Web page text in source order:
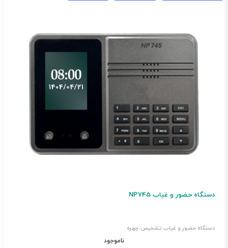
دستگاه حضور و غیاب NP745
دستگاه حضور و غیاب تشخیص چهره
ناموجود